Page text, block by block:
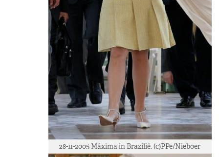
28-11-2005 Máxima in Brazilië. (c)PPe/Nieboer